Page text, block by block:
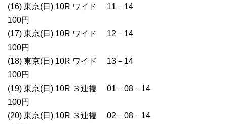
(16) 東京(日) 10R ワイド 11－14
100円
(17) 東京(日) 10R ワイド 12－14
100円
(18) 東京(日) 10R ワイド 13－14
100円
(19) 東京(日) 10R ３連複 01－08－14
100円
(20) 東京(日) 10R ３連複 02－08－14